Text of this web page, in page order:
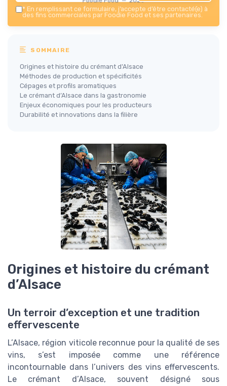
* En remplissant ce formulaire, j’accepte d’être contacté(e) à
des fins commerciales par Foodie Food et ses partenaires.
SOMMAIRE
Origines et histoire du crémant d’Alsace
Méthodes de production et spécificités
Cépages et profils aromatiques
Le crémant d’Alsace dans la gastronomie
Enjeux économiques pour les producteurs
Durabilité et innovations dans la filière
Origines et histoire du crémant
d’Alsace
Un terroir d’exception et une tradition
effervescente
L’Alsace, région viticole reconnue pour la qualité de ses
vins, s’est imposée comme une référence
incontournable dans l’univers des vins effervescents.
Le crémant d’Alsace, souvent désigné sous